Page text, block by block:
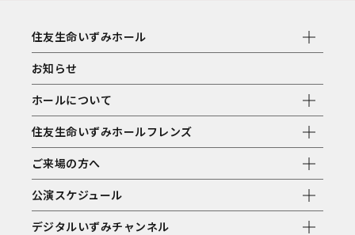
住友生命いずみホール
お知らせ
ホールについて
住友生命いずみホールフレンズ
ご来場の方へ
公演スケジュール
デジタルいずみチャンネル